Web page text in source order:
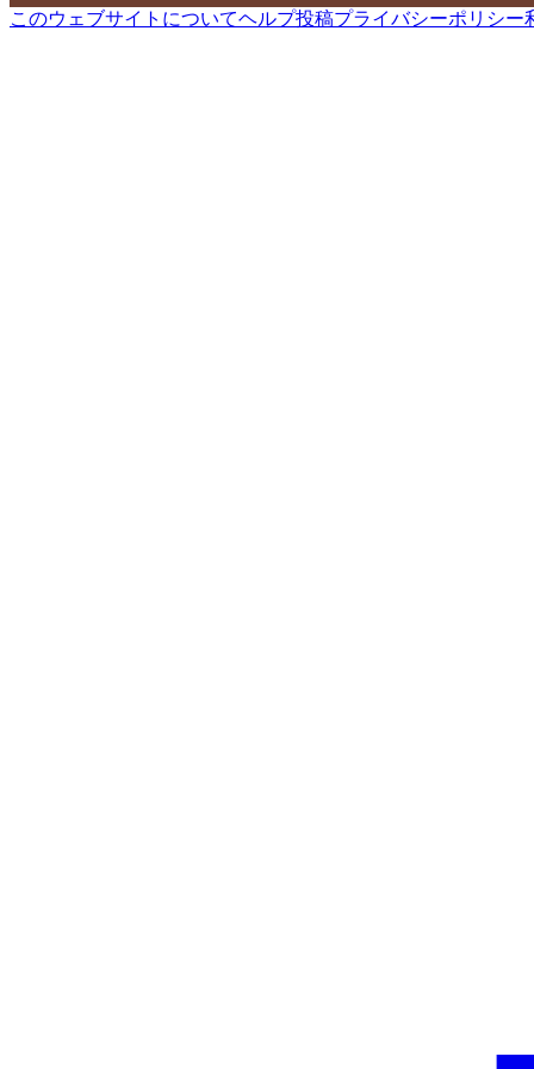
このウェブサイトについてヘルプ投稿プライバシーポリシー